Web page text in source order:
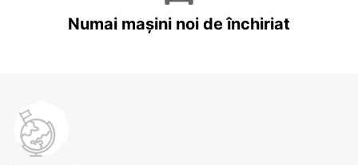
Numai mașini noi de închiriat